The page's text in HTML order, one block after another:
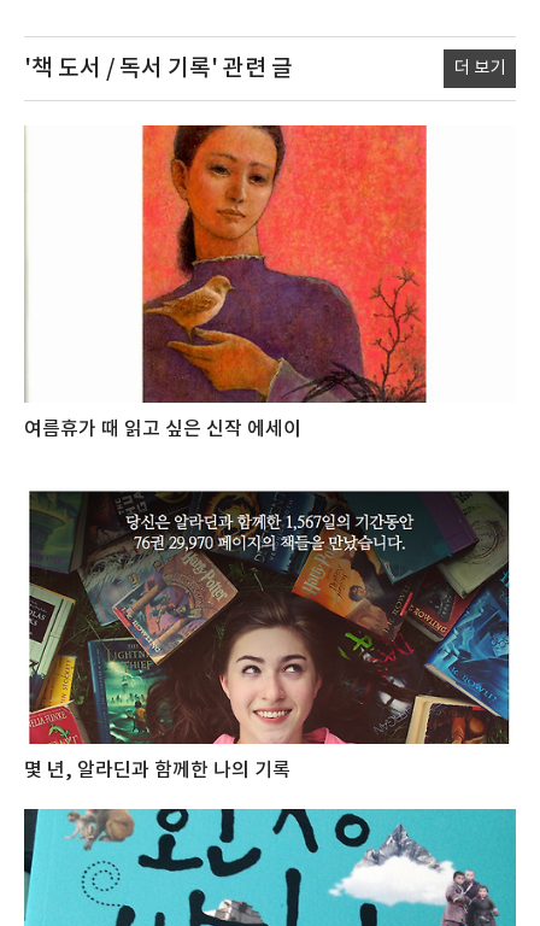
'책 도서 / 독서 기록' 관련 글 더 보기
여름휴가 때 읽고 싶은 신작 에세이
몇 년, 알라딘과 함께한 나의 기록